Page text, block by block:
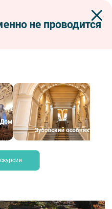
по Александро-
Музея-
не проводится
Зубовский особняк